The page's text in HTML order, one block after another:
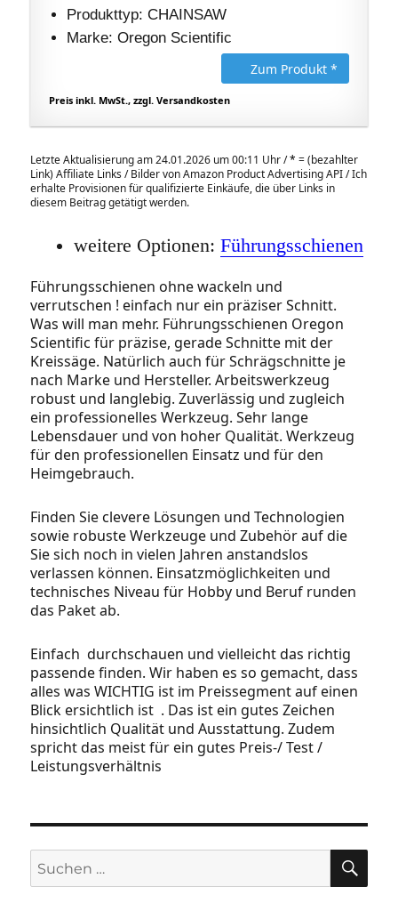
Produkttyp: CHAINSAW
Marke: Oregon Scientific
Zum Produkt *
Preis inkl. MwSt., zzgl. Versandkosten
Letzte Aktualisierung am 24.01.2026 um 00:11 Uhr /* = (bezahlter
Link) Affiliate Links / Bilder von Amazon Product Advertising API / Ich
erhalte Provisionen für qualifizierte Einkäufe, die über Links in
diesem Beitrag getätigt werden.
weitere Optionen: Führungsschienen
Führungsschienen ohne wackeln und
verrutschen ! einfach nur ein präziser Schnitt.
Was will man mehr. Führungsschienen Oregon
Scientific für präzise, gerade Schnitte mit der
Kreissäge. Natürlich auch für Schrägschnitte je
nach Marke und Hersteller. Arbeitswerkzeug
robust und langlebig. Zuverlässig und zugleich
ein professionelles Werkzeug. Sehr lange
Lebensdauer und von hoher Qualität. Werkzeug
für den professionellen Einsatz und für den
Heimgebrauch.
Finden Sie clevere Lösungen und Technologien
sowie robuste Werkzeuge und Zubehör auf die
Sie sich noch in vielen Jahren anstandslos
verlassen können. Einsatzmöglichkeiten und
technisches Niveau für Hobby und Beruf runden
das Paket ab.
Einfach durchschauen und vielleicht das richtig
passende finden. Wir haben es so gemacht, dass
alles was WICHTIG ist im Preissegment auf einen
Blick ersichtlich ist . Das ist ein gutes Zeichen
hinsichtlich Qualität und Ausstattung. Zudem
spricht das meist für ein gutes Preis-/ Test /
Leistungsverhältnis
Suchen
nach: